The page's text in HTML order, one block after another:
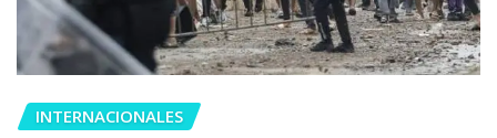
INTERNACIONALES